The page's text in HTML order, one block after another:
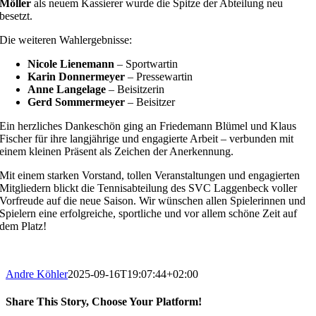
Möller als neuem Kassierer wurde die Spitze der Abteilung neu
besetzt.
Die weiteren Wahlergebnisse:
Nicole Lienemann – Sportwartin
Karin Donnermeyer – Pressewartin
Anne Langelage – Beisitzerin
Gerd Sommermeyer – Beisitzer
Ein herzliches Dankeschön ging an Friedemann Blümel und Klaus
Fischer für ihre langjährige und engagierte Arbeit – verbunden mit
einem kleinen Präsent als Zeichen der Anerkennung.
Mit einem starken Vorstand, tollen Veranstaltungen und engagierten
Mitgliedern blickt die Tennisabteilung des SVC Laggenbeck voller
Vorfreude auf die neue Saison. Wir wünschen allen Spielerinnen und
Spielern eine erfolgreiche, sportliche und vor allem schöne Zeit auf
dem Platz!
Andre Köhler2025-09-16T19:07:44+02:00
Share This Story, Choose Your Platform!